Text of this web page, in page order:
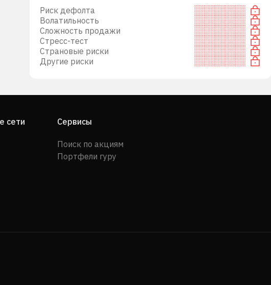
Риск дефолта
Волатильность
Сложность продажи
Стресс-тест
Страновые риски
Другие риски
сети Сервисы
Поиск по акциям
Портфели гуру